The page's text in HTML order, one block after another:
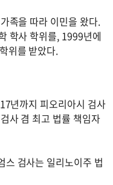
족을 따라 이민을 왔다.
학사 학위를, 1999년에
위를 받았다.
년까지 피오리아시 검사
사 겸 최고 법률 책임자
스 검사는 일리노이주 법